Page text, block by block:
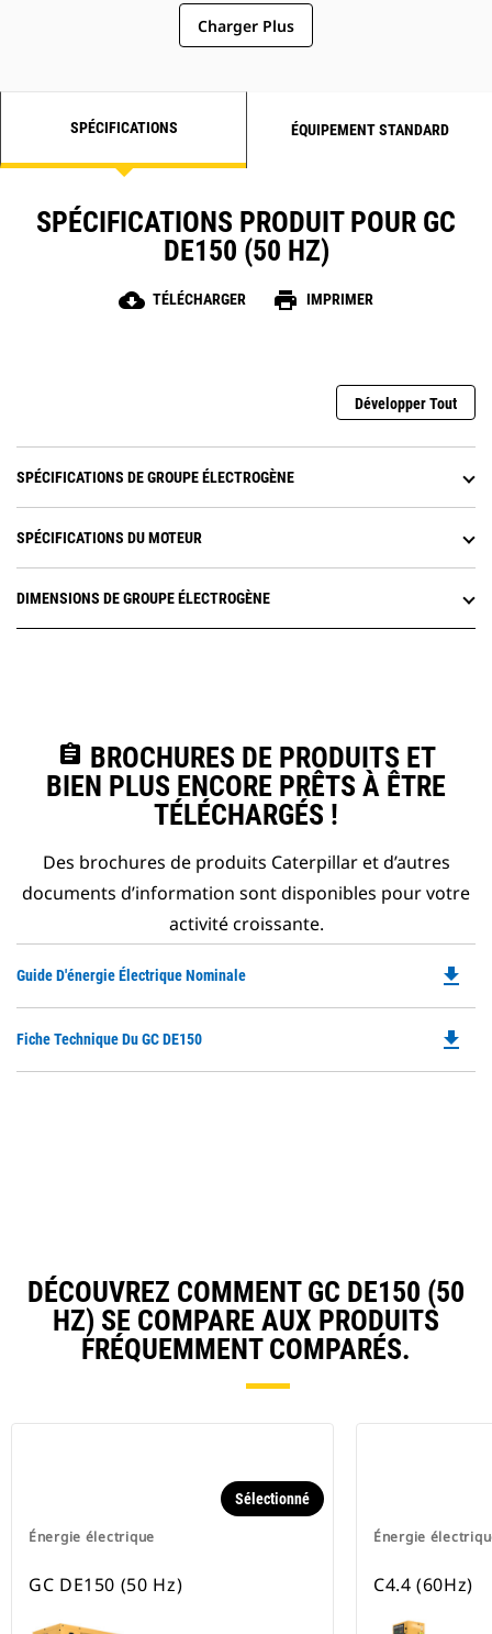
Charger Plus
SPÉCIFICATIONS ÉQUIPEMENT STANDARD
SPÉCIFICATIONS PRODUIT POUR GC
DE150 (50 HZ)
cloud_download TÉLÉCHARGER print IMPRIMER
Développer Tout
SPÉCIFICATIONS DE GROUPE ÉLECTROGÈNE
SPÉCIFICATIONS DU MOTEUR
DIMENSIONS DE GROUPE ÉLECTROGÈNE
assignment BROCHURES DE PRODUITS ET
BIEN PLUS ENCORE PRÊTS À ÊTRE
TÉLÉCHARGÉS !
Des brochures de produits Caterpillar et d’autres
documents d’information sont disponibles pour votre
activité croissante.
Guide D'énergie Électrique Nominale
a
file_download
Fiche Technique Du GC DE150 file_download
DÉCOUVREZ COMMENT GC DE150 (50
HZ) SE COMPARE AUX PRODUITS
FRÉQUEMMENT COMPARÉS.
Énergie électrique
Sélectionné
GC DE150 (50 Hz)
Énergie
C4.4 (60Hz)